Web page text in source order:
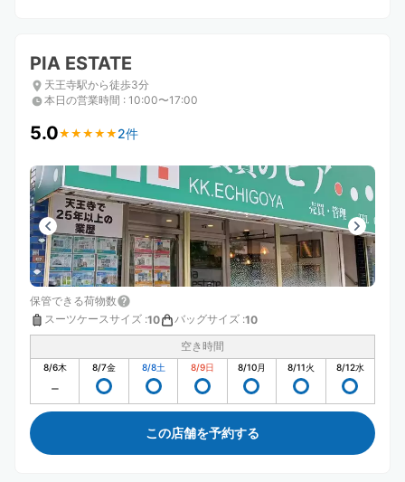
PIA ESTATE
天王寺駅から徒歩3分
本日の営業時間 : 10:00〜17:00
5.0★ ★ ★ ★ ★
★ ★ ★ ★ ★ 2件
保管できる荷物数
スーツケースサイズ :10 バッグサイズ :10
空き時間
8/6木 8/7金 8/8土 8/9日 8/10月 8/11火 8/12水
この店舗を予約する